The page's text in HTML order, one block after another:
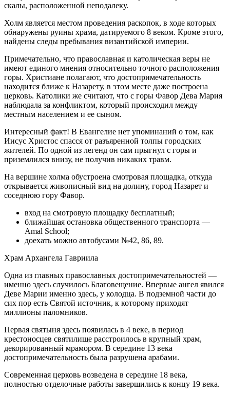
скалы, расположенной неподалеку.
Холм является местом проведения раскопок, в ходе которых
обнаружены руины храма, датируемого 8 веком. Кроме этого,
найдены следы пребывания византийской империи.
Примечательно, что православная и католическая веры не
имеют единого мнения относительно точного расположения
горы. Христиане полагают, что достопримечательность
находится ближе к Назарету, в этом месте даже построена
церковь. Католики же считают, что с горы Фавор Дева Мария
наблюдала за конфликтом, который происходил между
местным населением и ее сыном.
Интересный факт! В Евангелие нет упоминаний о том, как
Иисус Христос спасся от разъяренной толпы городских
жителей. По одной из легенд он сам прыгнул с горы и
приземлился внизу, не получив никаких травм.
На вершине холма обустроена смотровая площадка, откуда
открывается живописный вид на долину, город Назарет и
соседнюю гору Фавор.
вход на смотровую площадку бесплатный;
ближайшая остановка общественного транспорта —
Amal School;
доехать можно автобусами №42, 86, 89.
Храм Архангела Гавриила
Одна из главных православных достопримечательностей —
именно здесь случилось Благовещение. Впервые ангел явился
Деве Марии именно здесь, у колодца. В подземной части до
сих пор есть Святой источник, к которому приходят
миллионы паломников.
Первая святыня здесь появилась в 4 веке, в период
крестоносцев святилище расстроилось в крупный храм,
декорированный мрамором. В середине 13 века
достопримечательность была разрушена арабами.
Современная церковь возведена в середине 18 века,
полностью отделочные работы завершились к концу 19 века.